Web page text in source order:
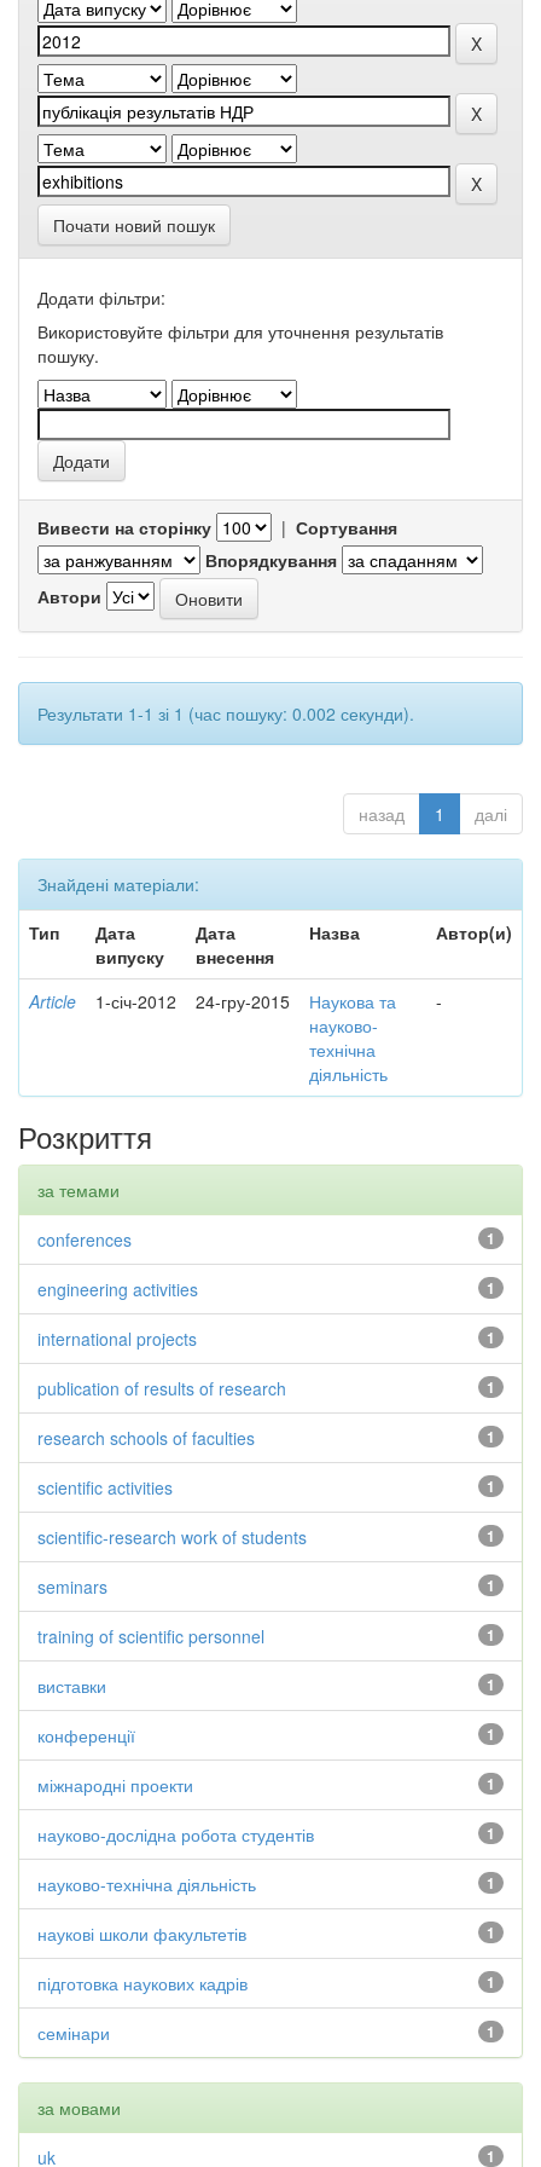
Почати новий пошук
Додати фільтри:
Використовуйте фільтри для уточнення результатів
пошуку.
Вивести на сторінку | Сортування
Впорядкування
Автори
Результати 1-1 зі 1 (час пошуку: 0.002 секунди).
назад 1 далі
Знайдені матеріали:
Тип
Дата
випуску
Дата
внесення
Назва Автор(и)
Article 1-січ-2012 24-гру-2015
Наукова та
науково-
технічна
діяльність
-
Розкриття
за темами
1
conferences
1
engineering activities
1
international projects
1
publication of results of research
1
research schools of faculties
1
scientific activities
1
scientific-research work of students
1
seminars
1
training of scientific personnel
1
виставки
1
конференції
1
міжнародні проекти
1
науково-дослідна робота студентів
1
науково-технічна діяльність
1
наукові школи факультетів
1
підготовка наукових кадрів
1
семінари
за мовами
1
uk